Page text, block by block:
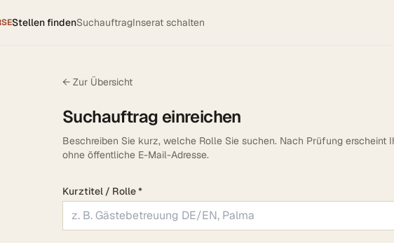
Stellen findenSuchauftragInserat schalten
← Zur Übersicht
Suchauftrag einreichen
Beschreiben Sie kurz, welche Rolle Sie suchen. Nach Prüfung erscheint
ohne öffentliche E-Mail-Adresse.
Kurztitel / Rolle *